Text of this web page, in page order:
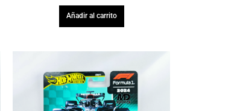
Añadir al carrito